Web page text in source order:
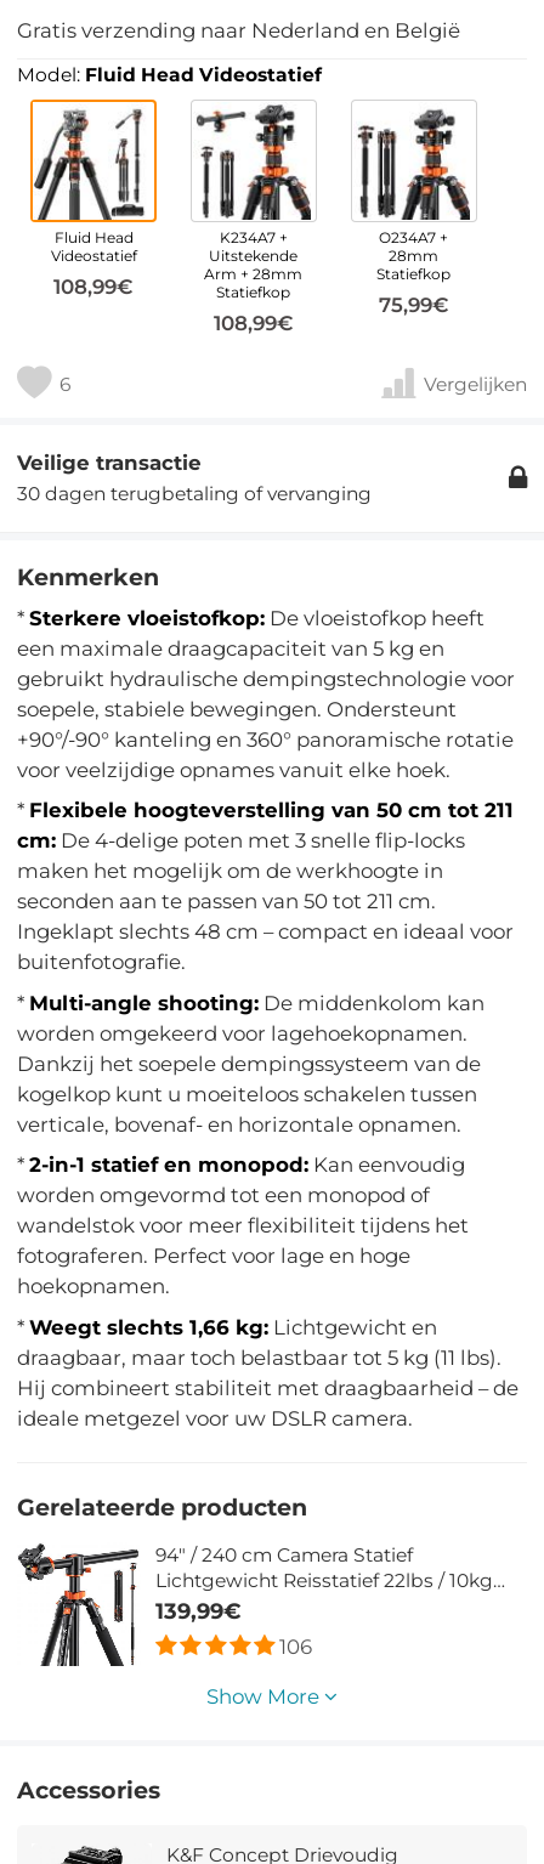
Gratis verzending naar Nederland en België
Model: Fluid Head Videostatief
Fluid Head
Videostatief
108,99€
K234A7 +
Uitstekende
Arm + 28mm
Statiefkop
108,99€
O234A7 +
28mm
Statiefkop
75,99€
6 Vergelijken
Veilige transactie
30 dagen terugbetaling of vervanging
Kenmerken
*Sterkere vloeistofkop: De vloeistofkop heeft
een maximale draagcapaciteit van 5 kg en
gebruikt hydraulische dempingstechnologie voor
soepele, stabiele bewegingen. Ondersteunt
+90°/-90° kanteling en 360° panoramische rotatie
voor veelzijdige opnames vanuit elke hoek.
* Flexibele hoogteverstelling van 50 cm tot 211
cm: De 4-delige poten met 3 snelle flip-locks
maken het mogelijk om de werkhoogte in
seconden aan te passen van 50 tot 211 cm.
Ingeklapt slechts 48 cm – compact en ideaal voor
buitenfotografie.
* Multi-angle shooting: De middenkolom kan
worden omgekeerd voor lagehoekopnamen.
Dankzij het soepele dempingssysteem van de
kogelkop kunt u moeiteloos schakelen tussen
verticale, bovenaf- en horizontale opnamen.
*2-in-1 statief en monopod: Kan eenvoudig
worden omgevormd tot een monopod of
wandelstok voor meer flexibiliteit tijdens het
fotograferen. Perfect voor lage en hoge
hoekopnamen.
*Weegt slechts 1,66 kg: Lichtgewicht en
draagbaar, maar toch belastbaar tot 5 kg (11 lbs).
Hij combineert stabiliteit met draagbaarheid – de
ideale metgezel voor uw DSLR camera.
Gerelateerde producten
94" / 240 cm Camera Statief
Lichtgewicht Reisstatief 22lbs / 10kg
Belasting met Afneembare Monopod
voor DSLR SLR T254A8+BH-28L
(SA254T1)
139,99€
106
Show More
Accessories
K&F Concept Drievoudig